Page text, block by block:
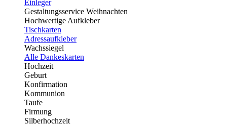
Einleger
Gestaltungsservice Weihnachten
Hochwertige Aufkleber
Tischkarten
Adressaufkleber
Wachssiegel
Alle Dankeskarten
Hochzeit
Geburt
Konfirmation
Kommunion
Taufe
Firmung
Silberhochzeit